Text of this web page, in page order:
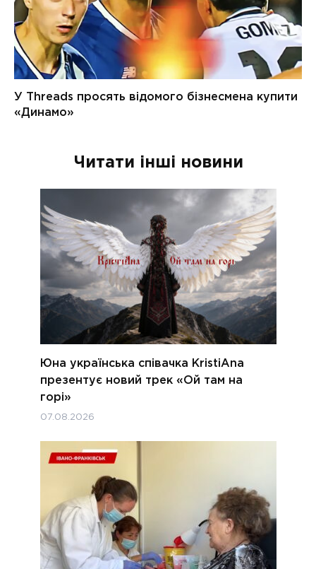
Читати інші новини
Юна українська співачка KristiAna
презентує новий трек «Ой там на
горі»
07.08.2026